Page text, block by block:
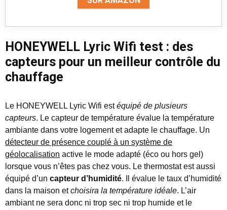
HONEYWELL Lyric Wifi test : des
capteurs pour un meilleur contrôle du
chauffage
Le HONEYWELL Lyric Wifi estéquipé de plusieurs
capteurs. Le capteur de température évalue la température
ambiante dans votre logement et adapte le chauffage. Un
détecteur de présence couplé à un système de
géolocalisation active le mode adapté (éco ou hors gel)
lorsque vous n’êtes pas chez vous. Le thermostat est aussi
équipé d’un capteur d’humidité. Il évalue le taux d’humidité
dans la maison etchoisira la température idéale. L’air
ambiant ne sera donc ni trop sec ni trop humide et le